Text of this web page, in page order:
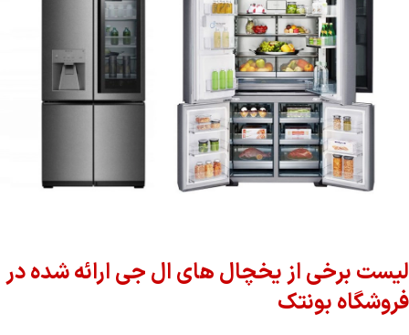
لیست برخی از یخچال های ال جی ارائه شده در
فروشگاه بونتک